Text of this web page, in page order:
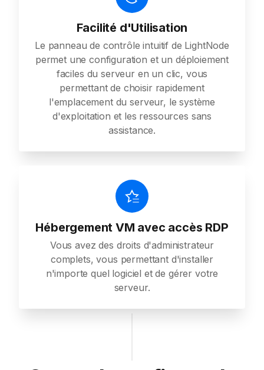
Facilité d'Utilisation
Le panneau de contrôle intuitif de LightNode
permet une configuration et un déploiement
faciles du serveur en un clic, vous
permettant de choisir rapidement
l'emplacement du serveur, le système
d'exploitation et les ressources sans
assistance.
Hébergement VM avec accès RDP
Vous avez des droits d'administrateur
complets, vous permettant d'installer
n'importe quel logiciel et de gérer votre
serveur.